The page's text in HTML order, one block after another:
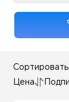
Сортировать:
Цена